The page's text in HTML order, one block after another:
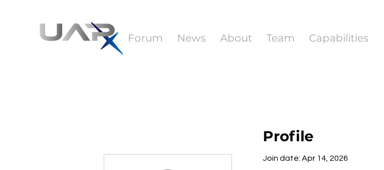
Capabilities
Team
About
News
Forum
Profile
Join date: Apr 14, 2026